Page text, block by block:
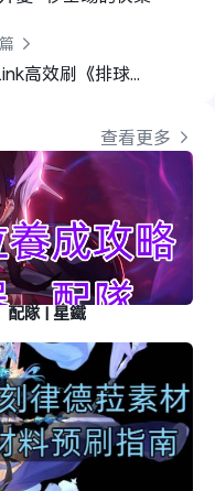
OSLink高效刷《排球少年!!FLY HIGH》首抽，快速組建最強排球隊
查看更多
配隊 | 星鐵